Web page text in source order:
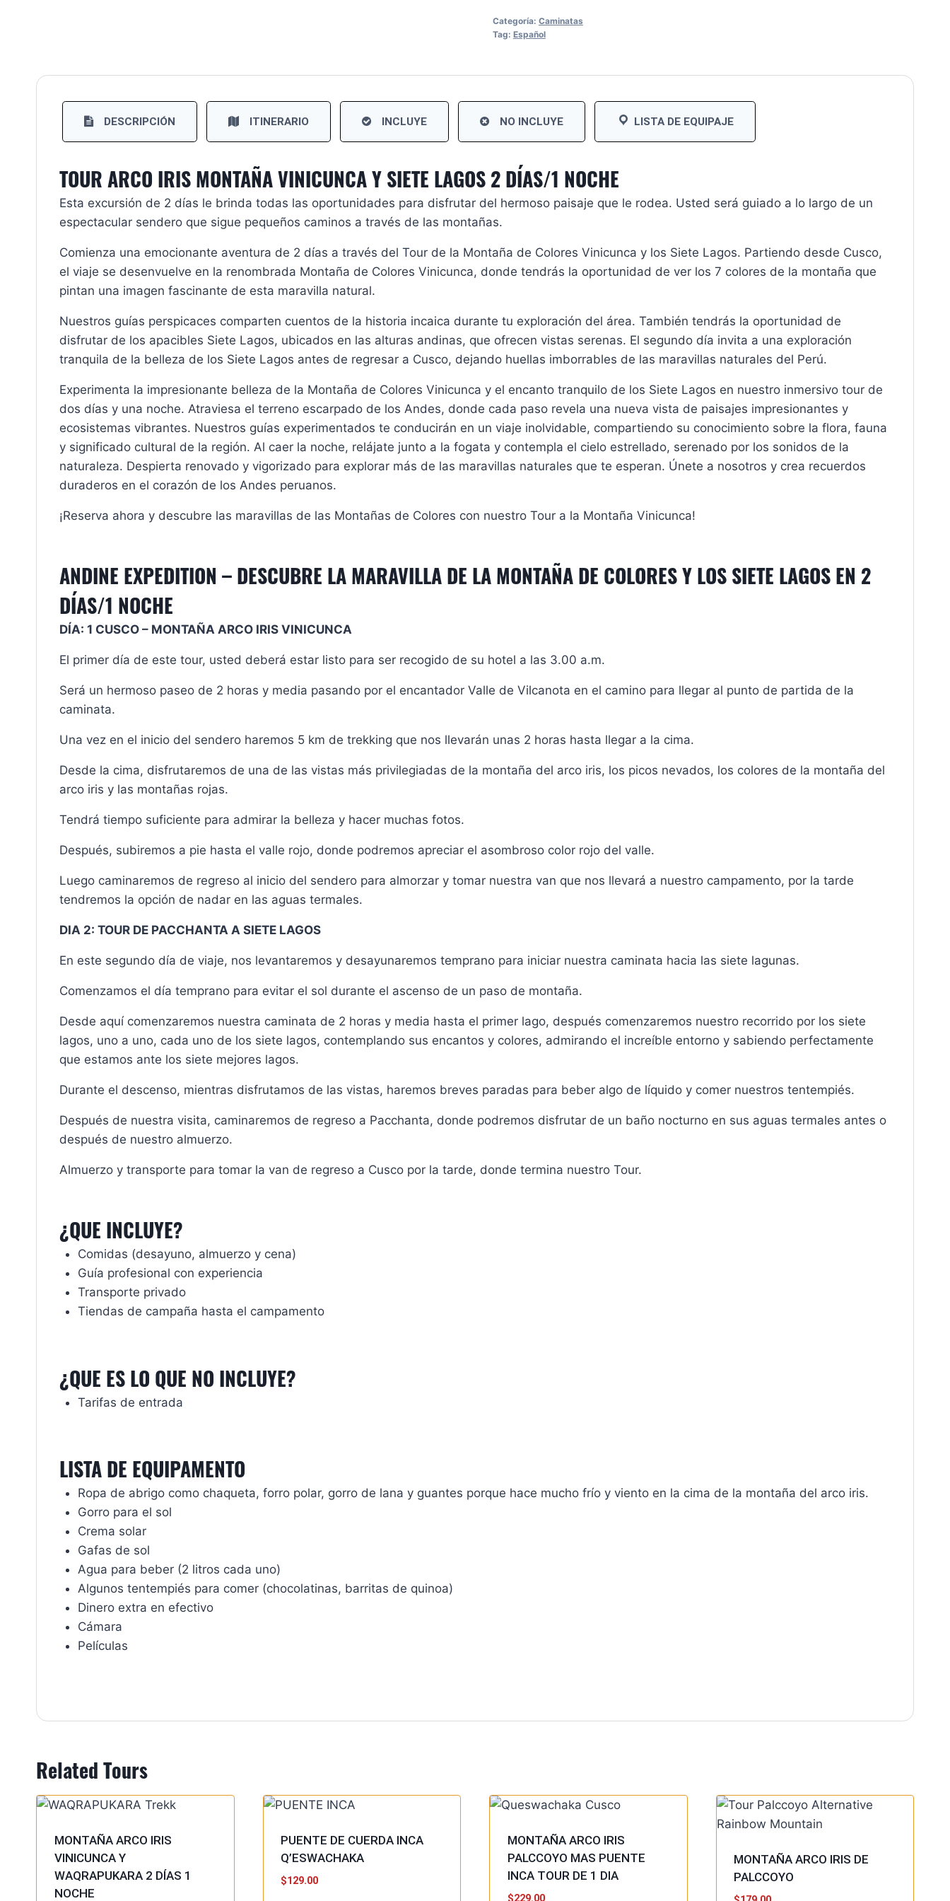
Categoría: Caminatas
Tag: Español
DESCRIPCIÓN ITINERARIO INCLUYE NO INCLUYE LISTA DE EQUIPAJE
TOUR ARCO IRIS MONTAÑA VINICUNCA Y SIETE LAGOS 2 DÍAS/1 NOCHE
Esta excursión de 2 días le brinda todas las oportunidades para disfrutar del hermoso paisaje que le rodea. Usted será guiado a lo largo de un
espectacular sendero que sigue pequeños caminos a través de las montañas.
Comienza una emocionante aventura de 2 días a través del Tour de la Montaña de Colores Vinicunca y los Siete Lagos. Partiendo desde Cusco,
el viaje se desenvuelve en la renombrada Montaña de Colores Vinicunca, donde tendrás la oportunidad de ver los 7 colores de la montaña que
pintan una imagen fascinante de esta maravilla natural.
Nuestros guías perspicaces comparten cuentos de la historia incaica durante tu exploración del área. También tendrás la oportunidad de
disfrutar de los apacibles Siete Lagos, ubicados en las alturas andinas, que ofrecen vistas serenas. El segundo día invita a una exploración
tranquila de la belleza de los Siete Lagos antes de regresar a Cusco, dejando huellas imborrables de las maravillas naturales del Perú.
Experimenta la impresionante belleza de la Montaña de Colores Vinicunca y el encanto tranquilo de los Siete Lagos en nuestro inmersivo tour de
dos días y una noche. Atraviesa el terreno escarpado de los Andes, donde cada paso revela una nueva vista de paisajes impresionantes y
ecosistemas vibrantes. Nuestros guías experimentados te conducirán en un viaje inolvidable, compartiendo su conocimiento sobre la flora, fauna
y significado cultural de la región. Al caer la noche, relájate junto a la fogata y contempla el cielo estrellado, serenado por los sonidos de la
naturaleza. Despierta renovado y vigorizado para explorar más de las maravillas naturales que te esperan. Únete a nosotros y crea recuerdos
duraderos en el corazón de los Andes peruanos.
¡Reserva ahora y descubre las maravillas de las Montañas de Colores con nuestro Tour a la Montaña Vinicunca!
ANDINE EXPEDITION – DESCUBRE LA MARAVILLA DE LA MONTAÑA DE COLORES Y LOS SIETE LAGOS EN 2
DÍAS/1 NOCHE
DÍA: 1 CUSCO – MONTAÑA ARCO IRIS VINICUNCA
El primer día de este tour, usted deberá estar listo para ser recogido de su hotel a las 3.00 a.m.
Será un hermoso paseo de 2 horas y media pasando por el encantador Valle de Vilcanota en el camino para llegar al punto de partida de la
caminata.
Una vez en el inicio del sendero haremos 5 km de trekking que nos llevarán unas 2 horas hasta llegar a la cima.
Desde la cima, disfrutaremos de una de las vistas más privilegiadas de la montaña del arco iris, los picos nevados, los colores de la montaña del
arco iris y las montañas rojas.
Tendrá tiempo suficiente para admirar la belleza y hacer muchas fotos.
Después, subiremos a pie hasta el valle rojo, donde podremos apreciar el asombroso color rojo del valle.
Luego caminaremos de regreso al inicio del sendero para almorzar y tomar nuestra van que nos llevará a nuestro campamento, por la tarde
tendremos la opción de nadar en las aguas termales.
DIA 2: TOUR DE PACCHANTA A SIETE LAGOS
En este segundo día de viaje, nos levantaremos y desayunaremos temprano para iniciar nuestra caminata hacia las siete lagunas.
Comenzamos el día temprano para evitar el sol durante el ascenso de un paso de montaña.
Desde aquí comenzaremos nuestra caminata de 2 horas y media hasta el primer lago, después comenzaremos nuestro recorrido por los siete
lagos, uno a uno, cada uno de los siete lagos, contemplando sus encantos y colores, admirando el increíble entorno y sabiendo perfectamente
que estamos ante los siete mejores lagos.
Durante el descenso, mientras disfrutamos de las vistas, haremos breves paradas para beber algo de líquido y comer nuestros tentempiés.
Después de nuestra visita, caminaremos de regreso a Pacchanta, donde podremos disfrutar de un baño nocturno en sus aguas termales antes o
después de nuestro almuerzo.
Almuerzo y transporte para tomar la van de regreso a Cusco por la tarde, donde termina nuestro Tour.
¿QUE INCLUYE?
Comidas (desayuno, almuerzo y cena)
Guía profesional con experiencia
Transporte privado
Tiendas de campaña hasta el campamento
¿QUE ES LO QUE NO INCLUYE?
Tarifas de entrada
LISTA DE EQUIPAMENTO
Ropa de abrigo como chaqueta, forro polar, gorro de lana y guantes porque hace mucho frío y viento en la cima de la montaña del arco iris.
Gorro para el sol
Crema solar
Gafas de sol
Agua para beber (2 litros cada uno)
Algunos tentempiés para comer (chocolatinas, barritas de quinoa)
Dinero extra en efectivo
Cámara
Películas
Related Tours
MONTAÑA ARCO IRIS
VINICUNCA Y
WAQRAPUKARA 2 DÍAS 1
NOCHE
PUENTE DE CUERDA INCA
Q’ESWACHAKA
$129.00
MONTAÑA ARCO IRIS
PALCCOYO MAS PUENTE
INCA TOUR DE 1 DIA
$229.00
MONTAÑA ARCO IRIS DE
PALCCOYO